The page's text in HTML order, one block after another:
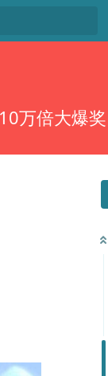
万倍大爆奖